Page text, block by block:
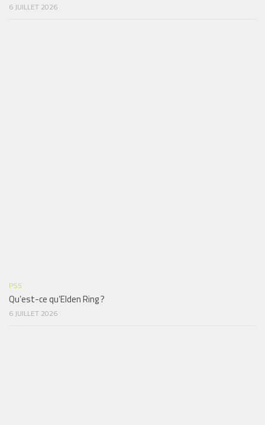
6 JUILLET 2026
PS5
Qu’est-ce qu’Elden Ring ?
6 JUILLET 2026